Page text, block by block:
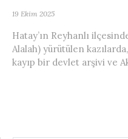
19 Ekim 2025
Hatay’ın Reyhanlı
Alalah) yürütülen
kayıp bir devlet arşivi ve